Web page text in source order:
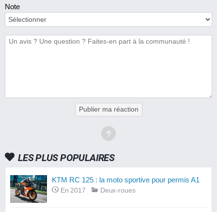
Note
Publier ma réaction
LES PLUS POPULAIRES
KTM RC 125 : la moto sportive pour permis A1
En 2017 Deux-roues